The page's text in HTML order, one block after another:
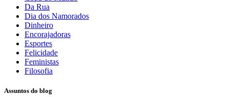
Da Rua
Dia dos Namorados
Dinheiro
Encorajadoras
Esportes
Felicidade
Feministas
Filosofia
Assuntos do blog